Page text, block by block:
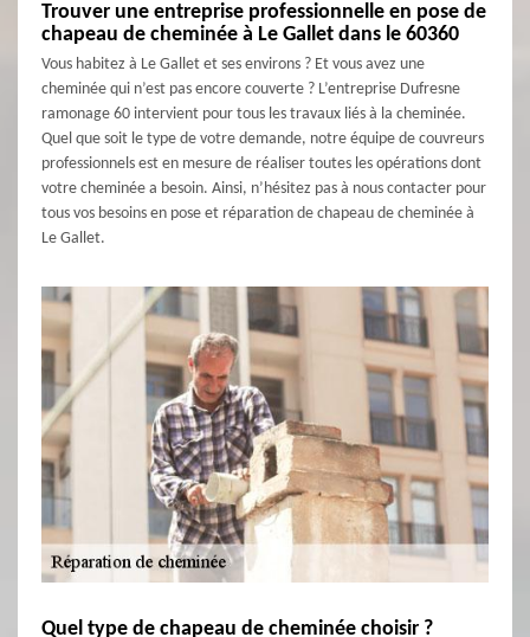
Trouver une entreprise professionnelle en pose de
chapeau de cheminée à Le Gallet dans le 60360
Vous habitez à Le Gallet et ses environs ? Et vous avez une
cheminée qui n’est pas encore couverte ? L’entreprise Dufresne
ramonage 60 intervient pour tous les travaux liés à la cheminée.
Quel que soit le type de votre demande, notre équipe de couvreurs
professionnels est en mesure de réaliser toutes les opérations dont
votre cheminée a besoin. Ainsi, n’hésitez pas à nous contacter pour
tous vos besoins en pose et réparation de chapeau de cheminée à
Le Gallet.
Quel type de chapeau de cheminée choisir ?